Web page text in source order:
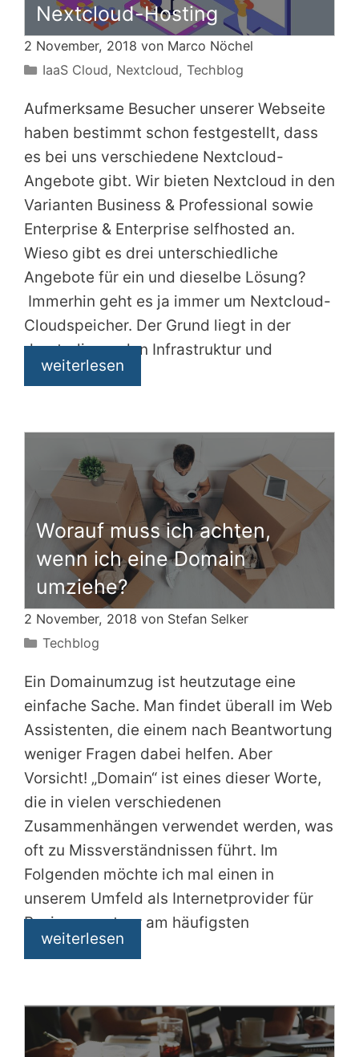
Nextcloud-Hosting
2 November, 2018 von Marco Nöchel
Kategorien
IaaS Cloud, Nextcloud, Techblog
Aufmerksame Besucher unserer Webseite
haben bestimmt schon festgestellt, dass
es bei uns verschiedene Nextcloud-
Angebote gibt. Wir bieten Nextcloud in den
Varianten Business & Professional sowie
Enterprise & Enterprise selfhosted an.
Wieso gibt es drei unterschiedliche
Angebote für ein und dieselbe Lösung?
Immerhin geht es ja immer um Nextcloud-
Cloudspeicher. Der Grund liegt in der
drunterliegenden Infrastruktur und
weiterlesen
Worauf muss ich achten,
wenn ich eine Domain
umziehe?
2 November, 2018 von Stefan Selker
Kategorien
Techblog
Ein Domainumzug ist heutzutage eine
einfache Sache. Man findet überall im Web
Assistenten, die einem nach Beantwortung
weniger Fragen dabei helfen. Aber
Vorsicht! „Domain“ ist eines dieser Worte,
die in vielen verschiedenen
Zusammenhängen verwendet werden, was
oft zu Missverständnissen führt. Im
Folgenden möchte ich mal einen in
unserem Umfeld als Internetprovider für
Businesspartner am häufigsten
weiterlesen